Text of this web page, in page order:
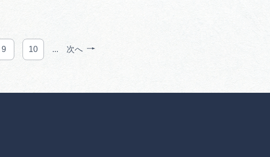
9 10 ... 次へ